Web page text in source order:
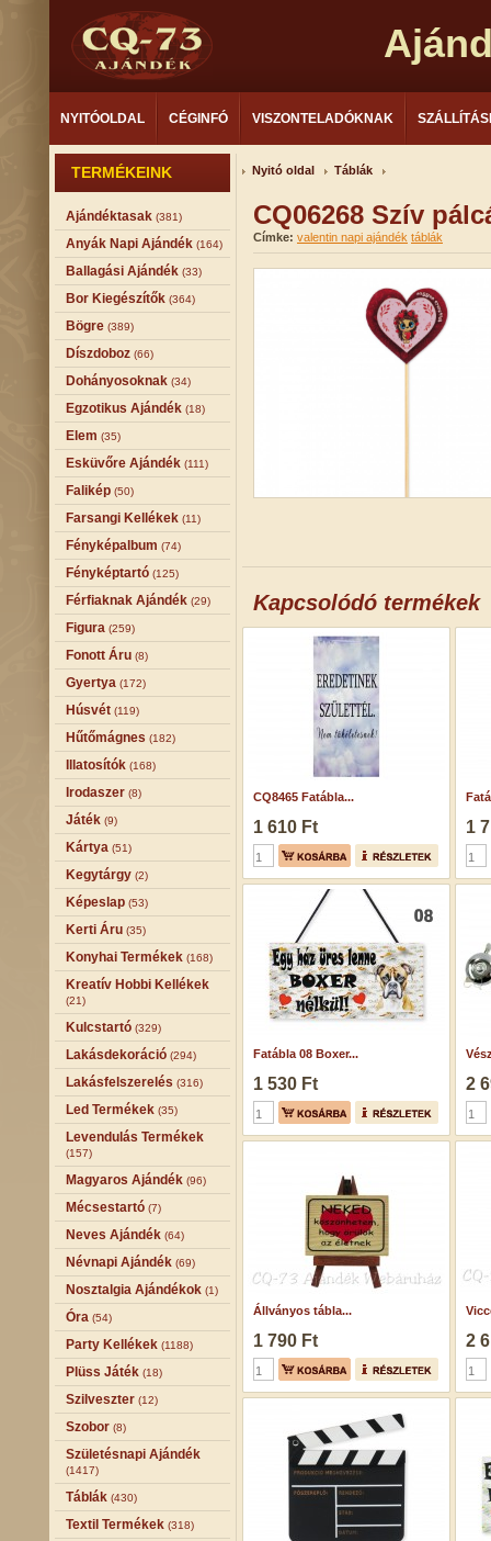
NYITÓOLDAL CÉGINFÓ VISZONTELADÓKNAK
TERMÉKEINK
Ajándéktasak (381)
Anyák Napi Ajándék (164)
Ballagási Ajándék (33)
Bor Kiegészítők (364)
Bögre (389)
Díszdoboz (66)
Dohányosoknak (34)
Egzotikus Ajándék (18)
Elem (35)
Esküvőre Ajándék (111)
Falikép (50)
Farsangi Kellékek (11)
Fényképalbum (74)
Fényképtartó (125)
Férfiaknak Ajándék (29)
Figura (259)
Fonott Áru (8)
Gyertya (172)
Húsvét (119)
Hűtőmágnes (182)
Illatosítók (168)
Irodaszer (8)
Játék (9)
Kártya (51)
Kegytárgy (2)
Képeslap (53)
Kerti Áru (35)
Konyhai Termékek (168)
Kreatív Hobbi Kellékek
(21)
Kulcstartó (329)
Lakásdekoráció (294)
Lakásfelszerelés (316)
Led Termékek (35)
Levendulás Termékek
(157)
Magyaros Ajándék (96)
Mécsestartó (7)
Neves Ajándék (64)
Névnapi Ajándék (69)
Nosztalgia Ajándékok (1)
Óra (54)
Party Kellékek (1188)
Plüss Játék (18)
Szilveszter (12)
Szobor (8)
Születésnapi Ajándék
(1417)
Táblák (430)
Textil Termékek (318)
Nyitó oldal Táblák
CQ06268 Szív
Címke: valentin napi ajándék táblák
Kapcsolódó termékek
CQ8465 Fatábla...
1 610 Ft 1
Fatábla 08 Boxer...
1 530 Ft 2
Állványos tábla...
1 790 Ft 2